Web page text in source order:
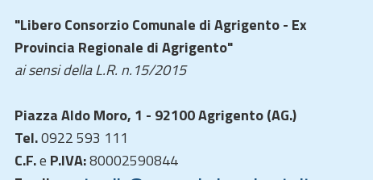
"Libero Consorzio Comunale di Agrigento - Ex
Provincia Regionale di Agrigento"
ai sensi della L.R. n.15/2015
Piazza Aldo Moro, 1 - 92100 Agrigento (AG.)
Tel.0922 593 111
C.F.e P.IVA:80002590844